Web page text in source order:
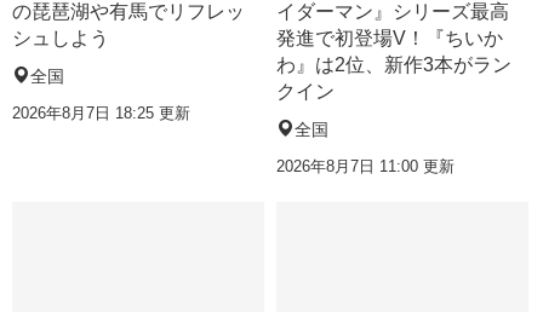
の琵琶湖や有馬でリフレッ
シュしよう
全国
2026年8月7日 18:25 更新
イダーマン』シリーズ最高
発進で初登場V！『ちいか
わ』は2位、新作3本がラン
クイン
全国
2026年8月7日 11:00 更新